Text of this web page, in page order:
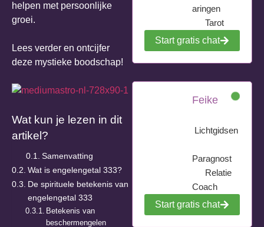
helpen met persoonlijke
groei.
Lees verder en ontcijfer
deze mystieke boodschap!
Wat kun je lezen in dit
artikel?
Samenvatting
Wat is engelengetal 333?
De spirituele betekenis van
engelengetal 333
Betekenis van
beschermengelen
aringen
Tarot
Start gratis chat
Feike
Lichtgidsen
Paragnost
Relatie
Coach
Start gratis chat